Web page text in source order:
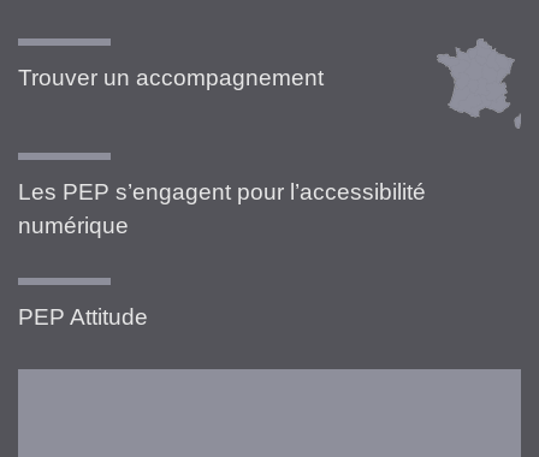
Trouver un accompagnement
Les PEP s’engagent pour l’accessibilité
numérique
PEP Attitude